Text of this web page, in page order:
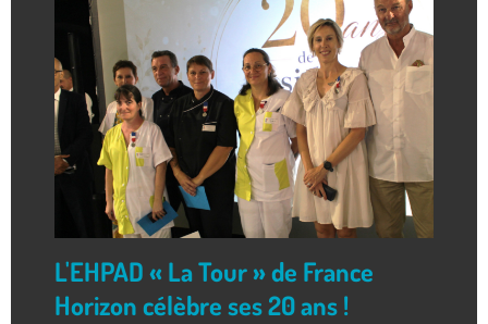
L'EHPAD « La Tour » de France
Horizon célèbre ses 20 ans !